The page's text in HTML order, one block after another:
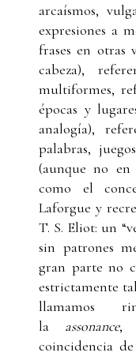
arcaísmos,
expresiones a
frases en otras
cabeza),
multiformes,
épocas y
analogía),
palabras,
(aunque no en
como el
Laforgue y
T. S. Eliot: un
sin patrones
gran parte no
estrictamente
llamamos
la assonance,
coincidencia de